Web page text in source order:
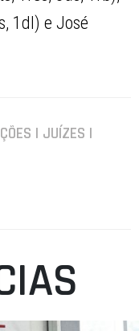
1dl) e José
| JUÍZES |